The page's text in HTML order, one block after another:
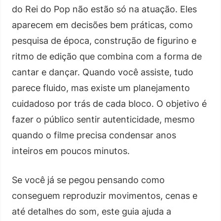
do Rei do Pop não estão só na atuação. Eles
aparecem em decisões bem práticas, como
pesquisa de época, construção de figurino e
ritmo de edição que combina com a forma de
cantar e dançar. Quando você assiste, tudo
parece fluido, mas existe um planejamento
cuidadoso por trás de cada bloco. O objetivo é
fazer o público sentir autenticidade, mesmo
quando o filme precisa condensar anos
inteiros em poucos minutos.
Se você já se pegou pensando como
conseguem reproduzir movimentos, cenas e
até detalhes do som, este guia ajuda a